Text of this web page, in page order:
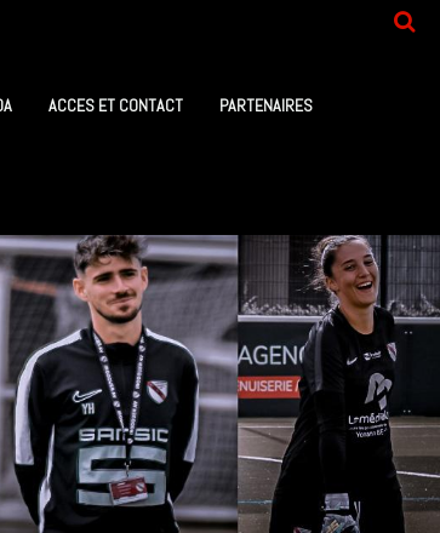
ACCES ET CONTACT PARTENAIRES